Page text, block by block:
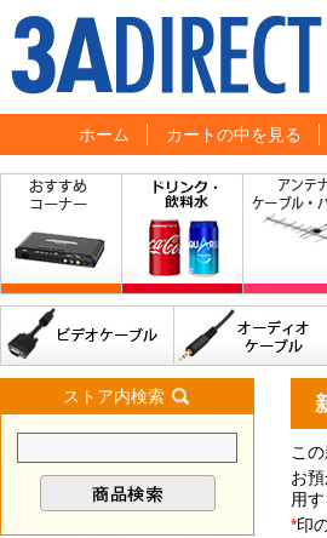
ホーム カートの中を見る
こ
お
用
*印
ストア内検索